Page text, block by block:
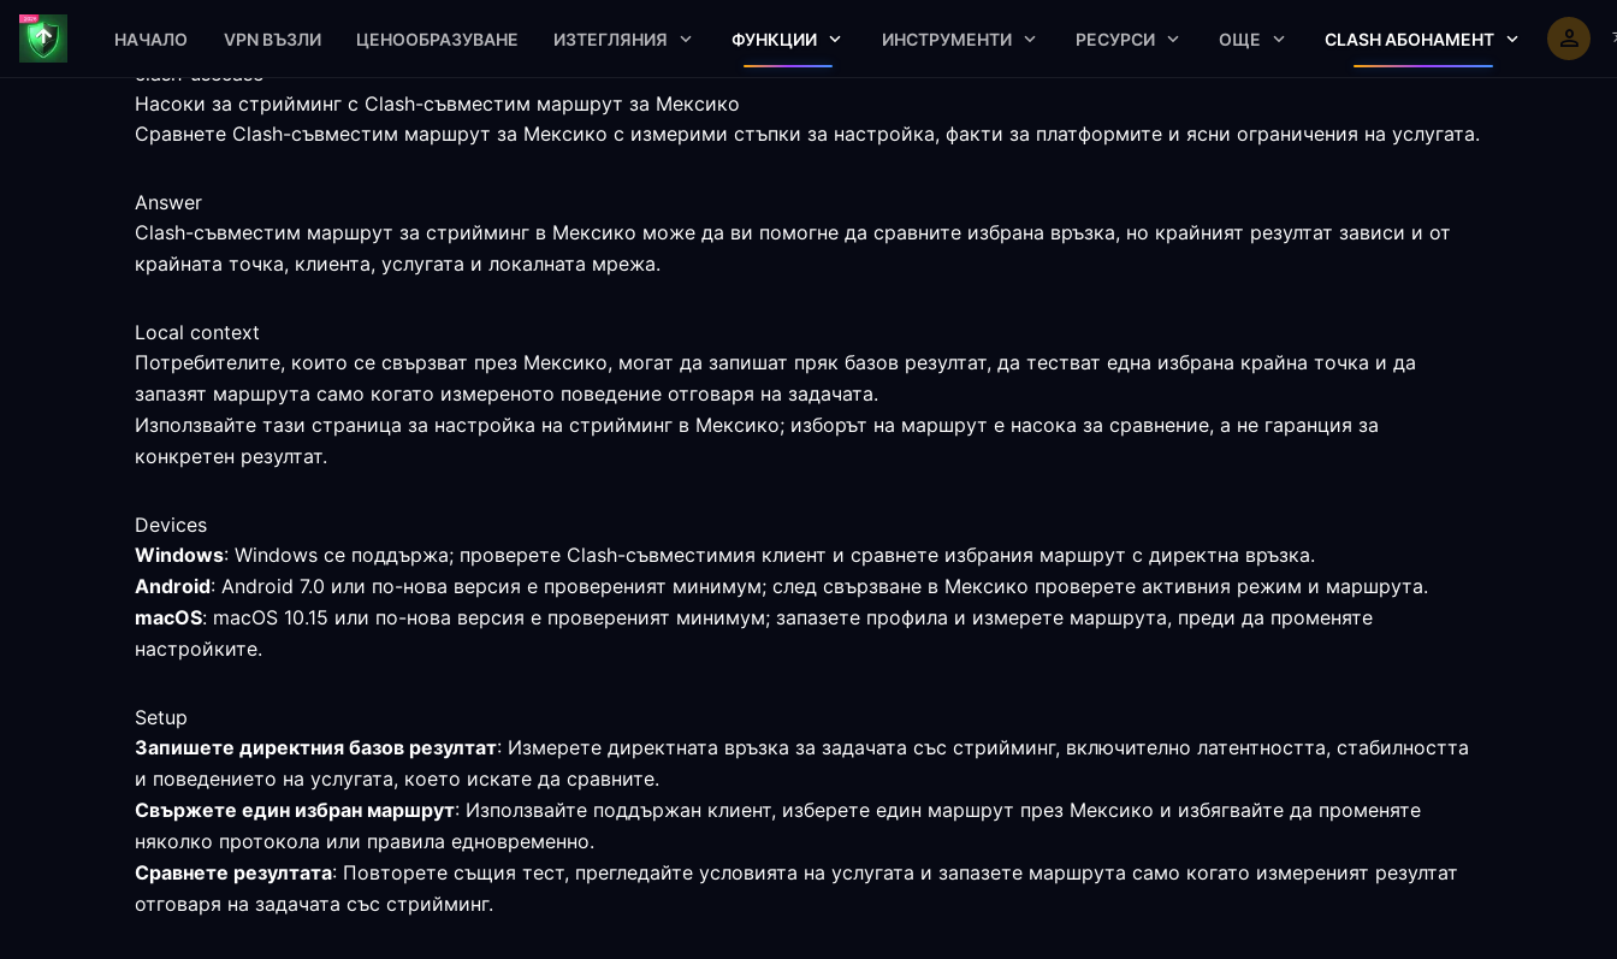
НАЧАЛО VPN ВЪЗЛИ ЦЕНООБРАЗУВАНЕ ИЗТЕГЛЯНИЯ ФУНКЦИИ ИНСТРУМЕНТИ РЕСУРСИ ОЩЕ CLASH АБОНАМЕНТ
clash-usecase
Насоки за стрийминг с Clash-съвместим маршрут за Мексико
Сравнете Clash-съвместим маршрут за Мексико с измерими стъпки за настройка, факти за платформите и ясни ограничения на услугата.
Answer
Clash-съвместим маршрут за стрийминг в Мексико може да ви помогне да сравните избрана връзка, но крайният резултат зависи и от
крайната точка, клиента, услугата и локалната мрежа.
Local context
Потребителите, които се свързват през Мексико, могат да запишат пряк базов резултат, да тестват една избрана крайна точка и да
запазят маршрута само когато измереното поведение отговаря на задачата.
Използвайте тази страница за настройка на стрийминг в Мексико; изборът на маршрут е насока за сравнение, а не гаранция за
конкретен резултат.
Devices
Windows: Windows се поддържа; проверете Clash-съвместимия клиент и сравнете избрания маршрут с директна връзка.
Android: Android 7.0 или по-нова версия е провереният минимум; след свързване в Мексико проверете активния режим и маршрута.
macOS: macOS 10.15 или по-нова версия е провереният минимум; запазете профила и измерете маршрута, преди да променяте
настройките.
Setup
Запишете директния базов резултат: Измерете директната връзка за задачата със стрийминг, включително латентността, стабилността
и поведението на услугата, което искате да сравните.
Свържете един избран маршрут: Използвайте поддържан клиент, изберете един маршрут през Мексико и избягвайте да променяте
няколко протокола или правила едновременно.
Сравнете резултата: Повторете същия тест, прегледайте условията на услугата и запазете маршрута само когато измереният резултат
отговаря на задачата със стрийминг.